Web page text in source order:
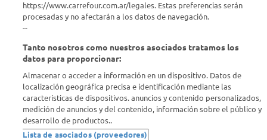
Descubrí Carrefour
Conocenos
Info útil
Comprá Online
https://www.carrefour.com.ar/legales. Estas preferencias serán
procesadas y no afectarán a los datos de navegación.
--
Tanto nosotros como nuestros asociados tratamos los
datos para proporcionar:
Almacenar o acceder a información en un dispositivo. Datos de
localización geográfica precisa e identificación mediante las
características de dispositivos. anuncios y contenido personalizados,
medición de anuncios y del contenido, información sobre el público y
desarrollo de productos..
Lista de asociados (proveedores)